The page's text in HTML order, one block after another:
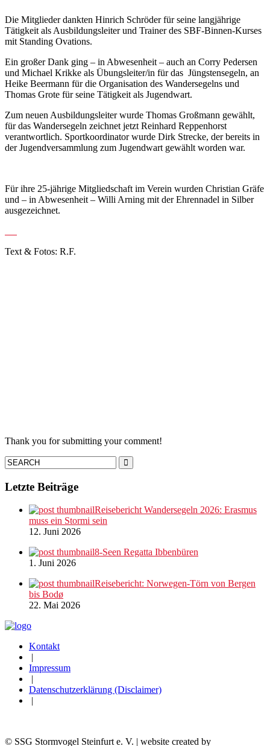
Die Mitglieder dankten Hinrich Schröder für seine langjährige
Tätigkeit als Ausbildungsleiter und Trainer des SBF-Binnen-Kurses
mit Standing Ovations.
Ein großer Dank ging – in Abwesenheit – auch an Corry Pedersen
und Michael Krikke als Übungsleiter/in für das Jüngstensegeln, an
Heike Beermann für die Organisation des Wandersegelns und
Thomas Grote für seine Tätigkeit als Jugendwart.
Zum neuen Ausbildungsleiter wurde Thomas Großmann gewählt,
für das Wandersegeln zeichnet jetzt Reinhard Reppenhorst
verantwortlich. Sportkoordinator wurde Dirk Strecke, der bereits in
der Jugendversammlung zum Jugendwart gewählt worden war.
Für ihre 25-jährige Mitgliedschaft im Verein wurden Christian Gräfe
und – in Abwesenheit – Willi Arning mit der Ehrennadel in Silber
ausgezeichnet.
Text & Fotos: R.F.
Thank you for submitting your comment!
Letzte Beiträge
Reisebericht Wandersegeln 2026: Erasmus
muss ein Stormi sein
12. Juni 2026
8-Seen Regatta Ibbenbüren
1. Juni 2026
Reisebericht: Norwegen-Törn von Bergen
bis Bodø
22. Mai 2026
Kontakt
|
Impressum
|
Datenschutzerklärung (Disclaimer)
|
© SSG Stormvogel Steinfurt e. V. | website created by